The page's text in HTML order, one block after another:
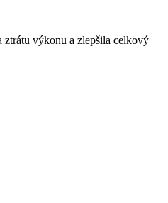
výkonu a zlepšila celkový